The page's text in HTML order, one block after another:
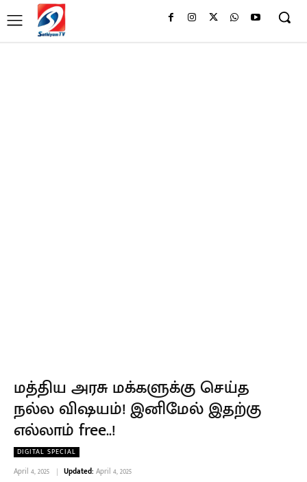
மத்திய அரசு மக்களுக்கு செய்த
நல்ல விஷயம்! இனிமேல் இதற்கு
எல்லாம் free..!
DIGITAL SPECIAL
April 4, 2025 Updated: April 4, 2025